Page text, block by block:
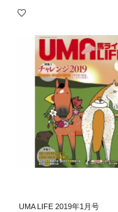
UMA LIFE 2019年1月号